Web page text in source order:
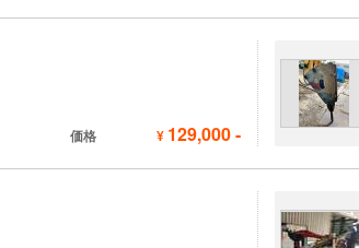
価格 ¥ 129,000-